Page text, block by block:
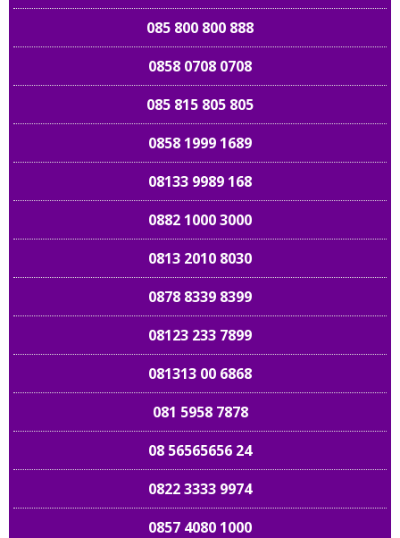
085 800 800 888
0858 0708 0708
085 815 805 805
0858 1999 1689
08133 9989 168
0882 1000 3000
0813 2010 8030
0878 8339 8399
08123 233 7899
081313 00 6868
081 5958 7878
08 56565656 24
0822 3333 9974
0857 4080 1000